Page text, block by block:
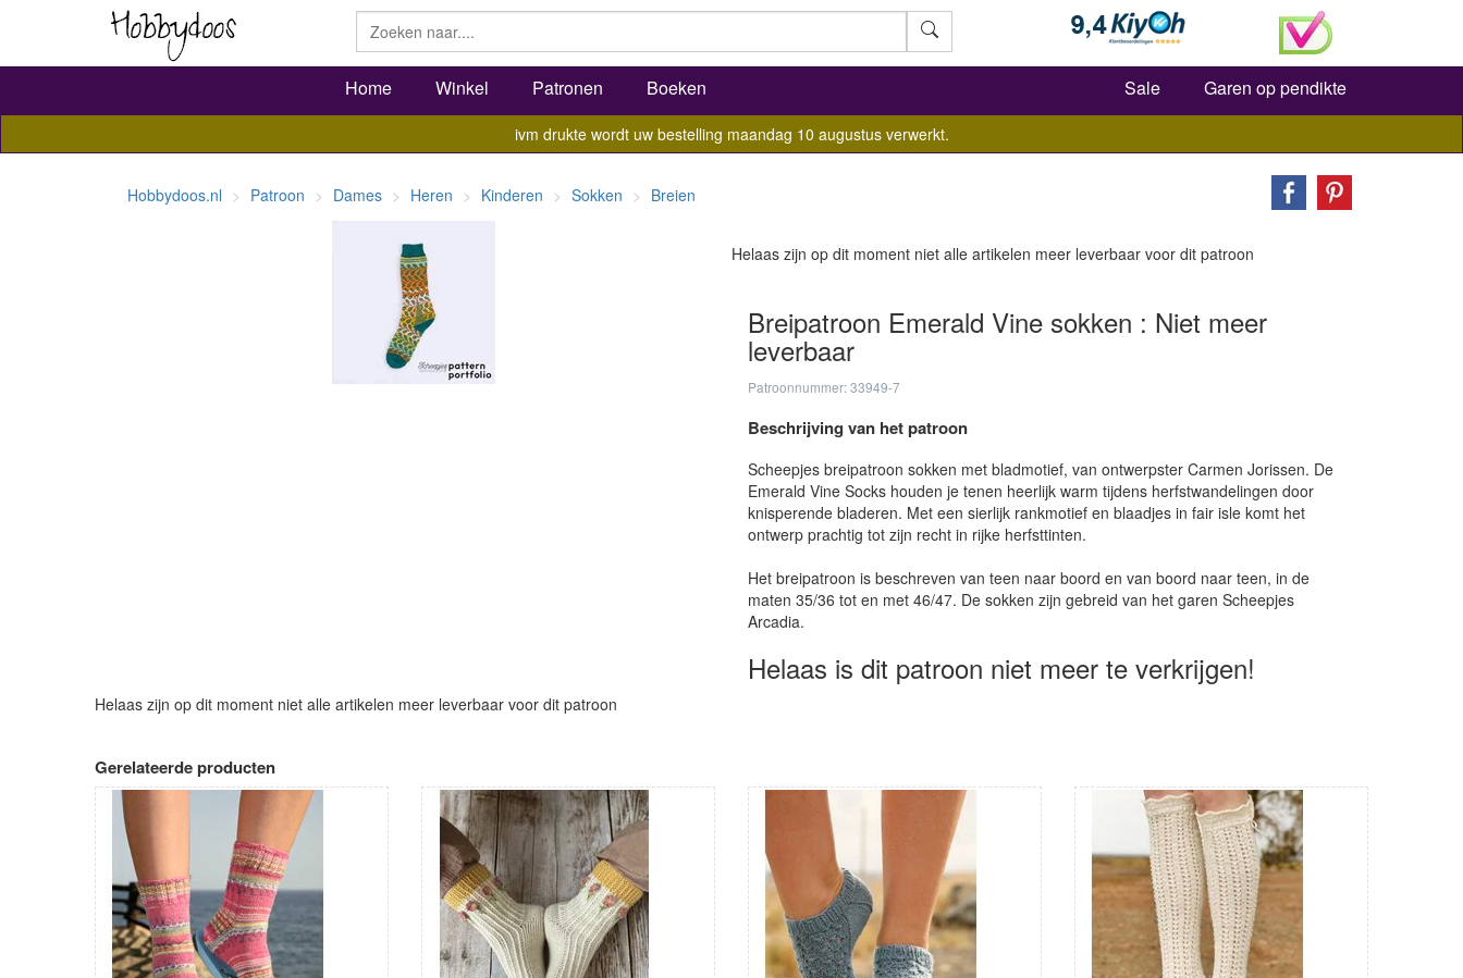
Zoeken
Home Winkel Patronen Boeken Sale Garen op pendikte
ivm drukte wordt uw bestelling maandag 10 augustus verwerkt.
Hobbydoos.nl Patroon Dames Heren Kinderen Sokken Breien
Helaas zijn op dit moment niet alle artikelen meer leverbaar voor dit patroon
Breipatroon Emerald Vine sokken : Niet meer
leverbaar
Patroonnummer: 33949-7
Beschrijving van het patroon
Scheepjes breipatroon sokken met bladmotief, van ontwerpster Carmen Jorissen. De
Emerald Vine Socks houden je tenen heerlijk warm tijdens herfstwandelingen door
knisperende bladeren. Met een sierlijk rankmotief en blaadjes in fair isle komt het
ontwerp prachtig tot zijn recht in rijke herfsttinten.
Het breipatroon is beschreven van teen naar boord en van boord naar teen, in de
maten 35/36 tot en met 46/47. De sokken zijn gebreid van het garen Scheepjes
Arcadia.
Helaas is dit patroon niet meer te verkrijgen!
Helaas zijn op dit moment niet alle artikelen meer leverbaar voor dit patroon
Gerelateerde producten